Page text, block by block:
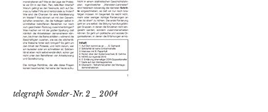
telegraph Sonder-Nr. 2 _ 2004